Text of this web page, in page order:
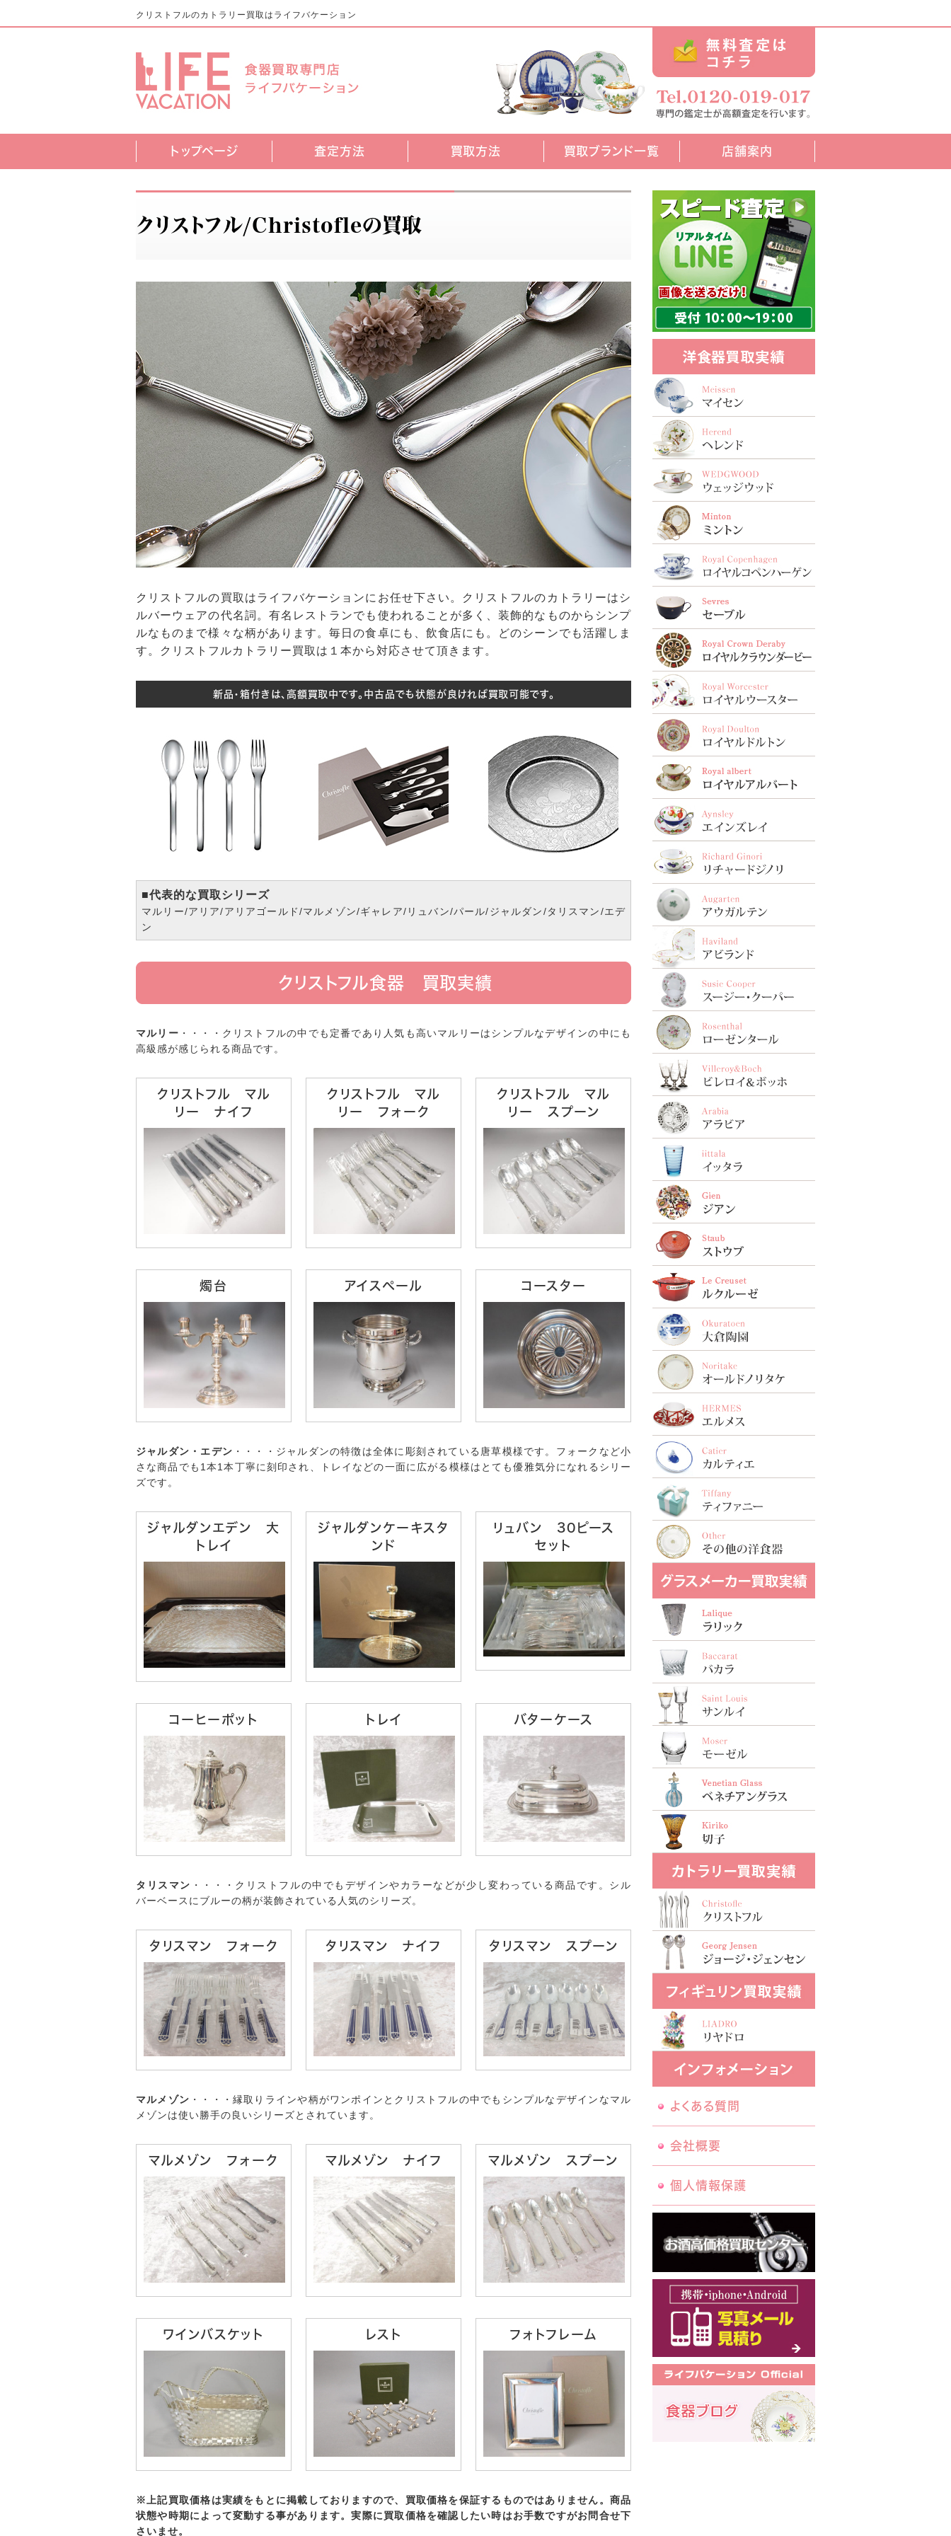
クリストフルのカトラリー買取はライフバケーション
トップページ 査定方法 買取方法 買取ブランド一覧 店舗案内
よくある質問
会社概要
個人情報保護
クリストフル/Christofleの買取
クリストフルの買取はライフバケーションにお任せ下さい。クリストフルのカトラリーはシ
ルバーウェアの代名詞。有名レストランでも使われることが多く、装飾的なものからシンプ
ルなものまで様々な柄があります。毎日の食卓にも、飲食店にも。どのシーンでも活躍しま
す。クリストフルカトラリー買取は１本から対応させて頂きます。
新品・箱付きは、高額買取中です。中古品でも状態が良ければ買取可能です。
■代表的な買取シリーズ
マルリー/アリア/アリアゴールド/マルメゾン/ギャレア/リュバン/パール/ジャルダン/タリスマン/エデ
ン
クリストフル食器 買取実績
マルリー ・・・・クリストフルの中でも定番であり人気も高いマルリーはシンプルなデザインの中にも
高級感が感じられる商品です。
クリストフル マル
リー ナイフ
クリストフル マル
リー フォーク
クリストフル マル
リー スプーン
燭台 アイスペール コースター
ジャルダン・エデン ・・・・ジャルダンの特徴は全体に彫刻されている唐草模様です。フォークなど小
さな商品でも1本1本丁寧に刻印され、トレイなどの一面に広がる模様はとても優雅気分になれるシリー
ズです。
ジャルダンエデン 大
トレイ
ジャルダンケーキスタ
ンド
リュバン 30ピース
セット
コーヒーポット トレイ バターケース
タリスマン ・・・・クリストフルの中でもデザインやカラーなどが少し変わっている商品です。シル
バーベースにブルーの柄が装飾されている人気のシリーズ。
タリスマン フォーク タリスマン ナイフ タリスマン スプーン
マルメゾン ・・・・縁取りラインや柄がワンポインとクリストフルの中でもシンプルなデザインなマル
メゾンは使い勝手の良いシリーズとされています。
マルメゾン フォーク マルメゾン ナイフ マルメゾン スプーン
ワインバスケット レスト フォトフレーム
※上記買取価格は実績をもとに掲載しておりますので、買取価格を保証するものではありません。商品
状態や時期によって変動する事があります。実際に買取価格を確認したい時はお手数ですがお問合せ下
さいませ。